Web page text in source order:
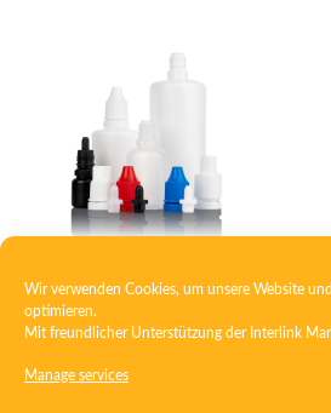
Wir verwenden Cookies, um unsere Website
optimieren.
Mit freundlicher Unterstützung der Interlink
Manage services
Dropper bottle PE